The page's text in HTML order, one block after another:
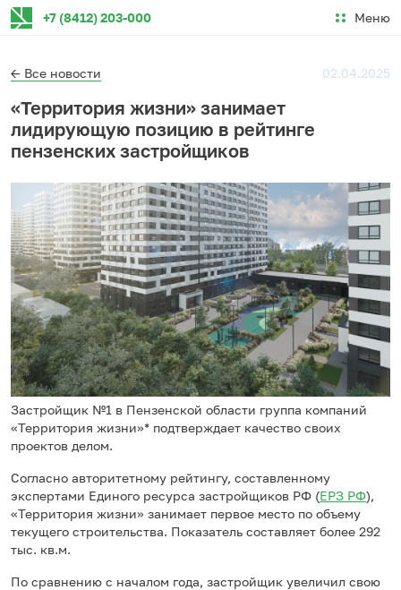
+7 (8412) 203-000 Меню
← Все новости 02.04.2025
«Территория жизни» занимает
лидирующую позицию в рейтинге
пензенских застройщиков
Застройщик №1 в Пензенской области группа компаний
«Территория жизни»* подтверждает качество своих
проектов делом.
Согласно авторитетному рейтингу, составленному
экспертами Единого ресурса застройщиков РФ (ЕРЗ РФ),
«Территория жизни» занимает первое место по объему
текущего строительства. Показатель составляет более 292
тыс. кв.м.
По сравнению с началом года, застройщик увеличил свою